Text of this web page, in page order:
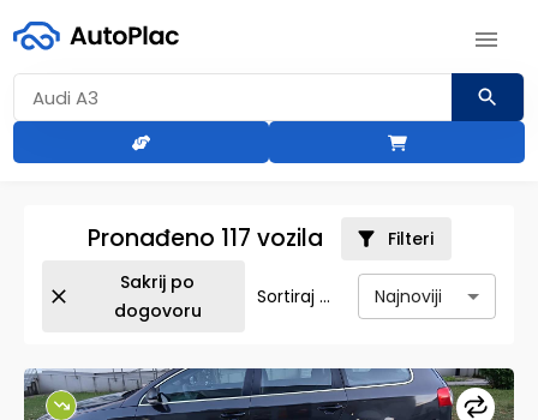
Pronađeno 117 vozila
Filteri
Sakrij po
dogovoru
Sortiraj po: Najnoviji